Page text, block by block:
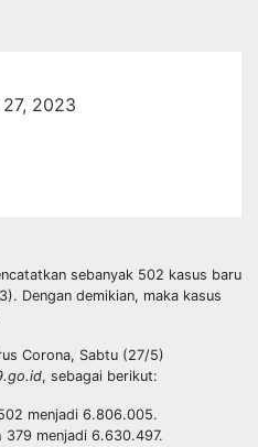
2023
sebanyak 502 kasus baru
Dengan demikian, maka kasus
Corona, Sabtu (27/5)
, sebagai berikut:
menjadi 6.806.005.
379 menjadi 6.630.497.